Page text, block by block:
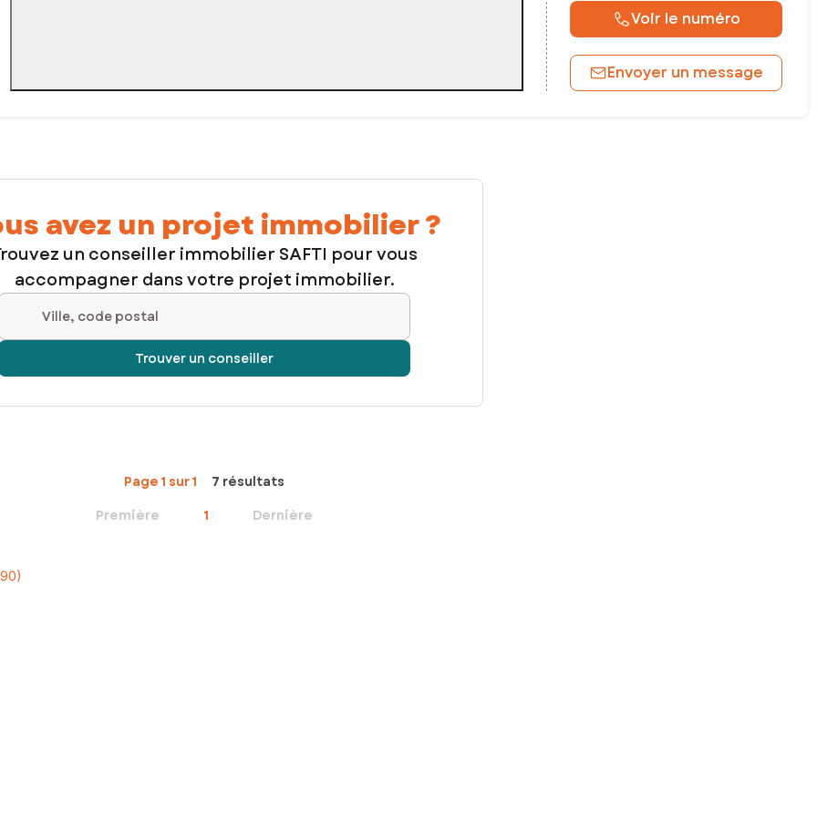
Voir le numéro
Envoyer un message
avez un projet immobilier ?
un conseiller immobilier SAFTI pour vous
accompagner dans votre projet immobilier.
Ville, code postal
Trouver un conseiller
Page 1 sur 1
7 résultats
Première
1 Dernière